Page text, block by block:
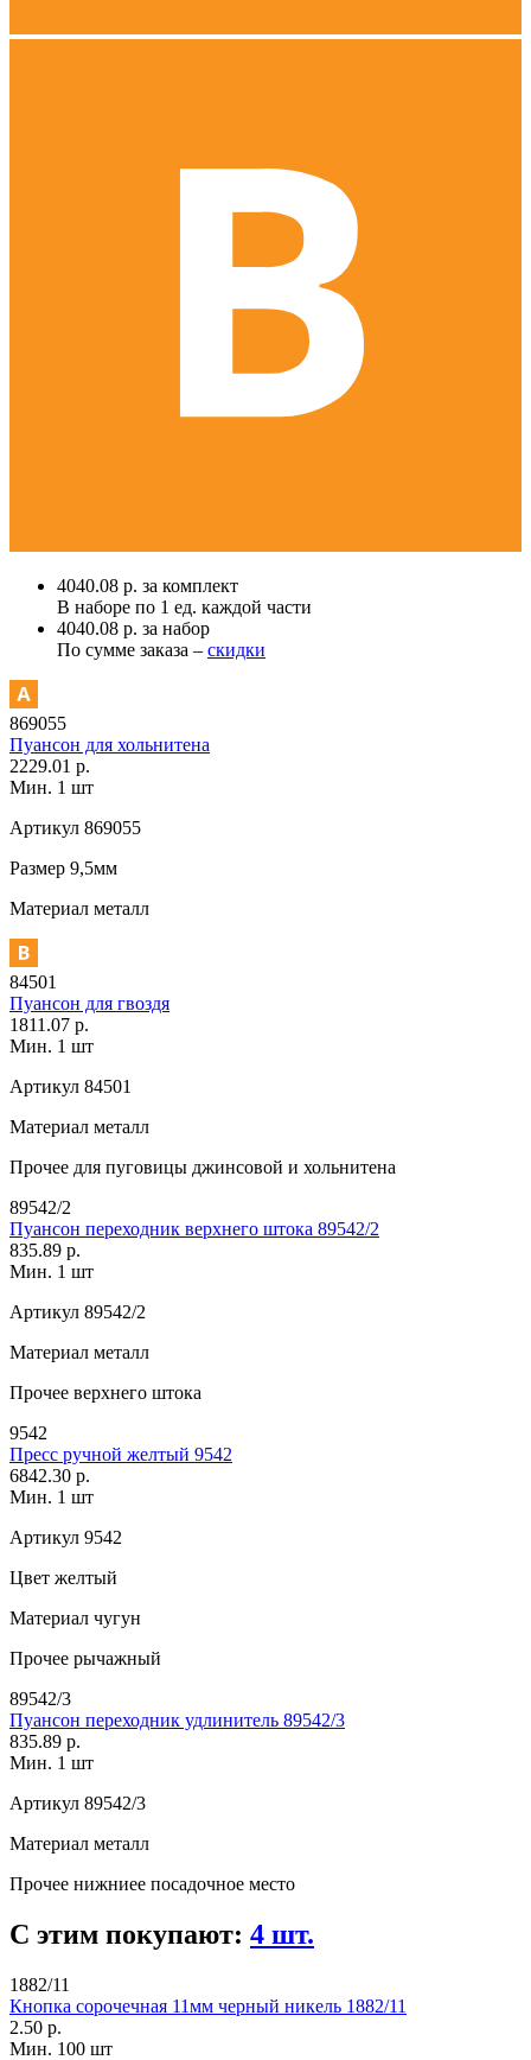
4040.08 р. за комплект
В наборе по 1 ед. каждой части
4040.08 р. за набор
По сумме заказа – скидки
869055
Пуансон для хольнитена
2229.01 р.
Мин. 1 шт
Артикул 869055
Размер 9,5мм
Материал металл
84501
Пуансон для гвоздя
1811.07 р.
Мин. 1 шт
Артикул 84501
Материал металл
Прочее для пуговицы джинсовой и хольнитена
89542/2
Пуансон переходник верхнего штока 89542/2
835.89 р.
Мин. 1 шт
Артикул 89542/2
Материал металл
Прочее верхнего штока
9542
Пресс ручной желтый 9542
6842.30 р.
Мин. 1 шт
Артикул 9542
Цвет желтый
Материал чугун
Прочее рычажный
89542/3
Пуансон переходник удлинитель 89542/3
835.89 р.
Мин. 1 шт
Артикул 89542/3
Материал металл
Прочее нижниее посадочное место
С этим покупают: 4 шт.
1882/11
Кнопка сорочечная 11мм черный никель 1882/11
2.50 р.
Мин. 100 шт